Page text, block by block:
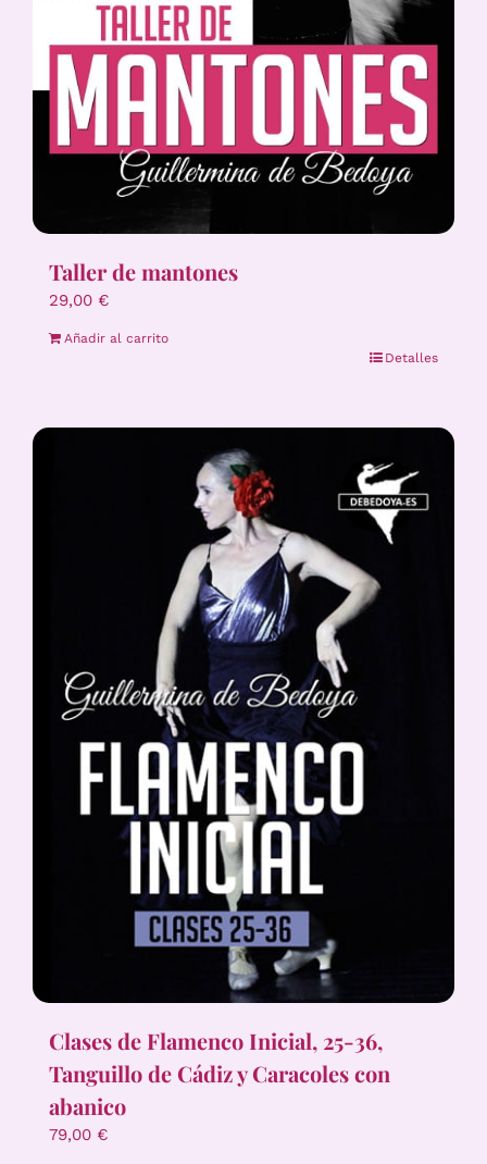
Taller de mantones
29,00 €
Añadir al carrito
Detalles
Clases de Flamenco Inicial, 25-36,
Tanguillo de Cádiz y Caracoles con
abanico
79,00 €